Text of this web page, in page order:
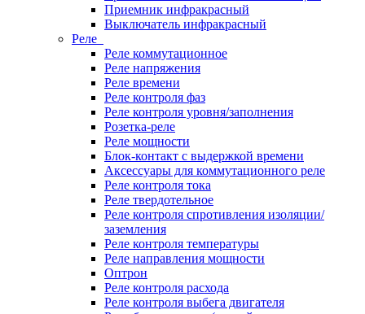
Приемник инфракрасный
Выключатель инфракрасный
Реле
Реле коммутационное
Реле напряжения
Реле времени
Реле контроля фаз
Реле контроля уровня/заполнения
Розетка-реле
Реле мощности
Блок-контакт с выдержкой времени
Аксессуары для коммутационного реле
Реле контроля тока
Реле твердотельное
Реле контроля спротивления изоляции/
заземления
Реле контроля температуры
Реле направления мощности
Оптрон
Реле контроля расхода
Реле контроля выбега двигателя